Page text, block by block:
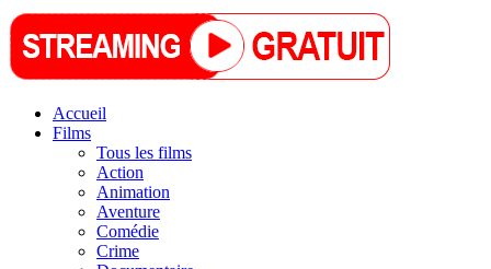
Accueil
Films
Tous les films
Action
Animation
Aventure
Comédie
Crime